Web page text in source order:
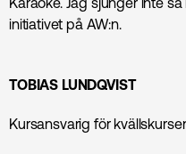
initiativet på AW:n.
TOBIAS LUNDQVIST
Kursansvarig för